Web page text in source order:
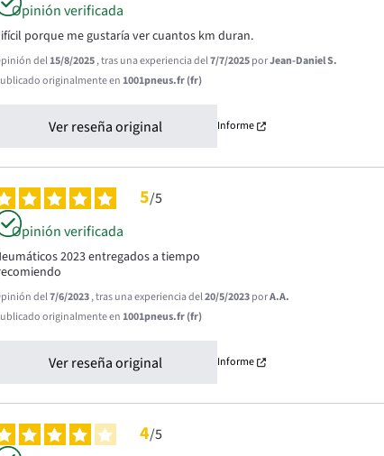
Opinión verificada
porque me gustaría ver cuantos km duran.
del15/8/2025, tras una experiencia del7/7/2025porJean-Daniel S.
originalmente en1001pneus.fr (fr)
Ver reseña original Informe
5/5
Opinión verificada
2023 entregados a tiempo
del7/6/2023, tras una experiencia del20/5/2023porA.A.
originalmente en1001pneus.fr (fr)
Ver reseña original Informe
4/5